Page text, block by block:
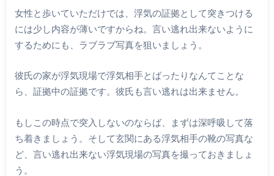
女性と歩いていただけでは、浮気の証拠として突きつける
には少し内容が薄いですからね。言い逃れ出来ないように
するためにも、ラブラブ写真を狙いましょう。
彼氏の家が浮気現場で浮気相手とばったりなんてことな
ら、証拠中の証拠です。彼氏も言い逃れは出来ません。
もしこの時点で突入しないのならば、まずは深呼吸して落
ち着きましょう。そして玄関にある浮気相手の靴の写真な
ど、言い逃れ出来ない浮気現場の写真を撮っておきましょ
う。